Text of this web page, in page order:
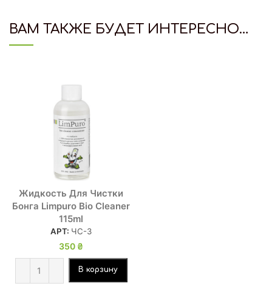
ВАМ ТАКЖЕ БУДЕТ ИНТЕРЕСНО…
Жидкость Для Чистки
Бонга Limpuro Bio Cleaner
115ml
АРТ: ЧС-3
350 ₴
В корзину